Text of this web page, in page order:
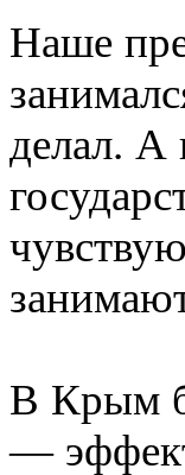
Наше
делал. А
В Крым
—